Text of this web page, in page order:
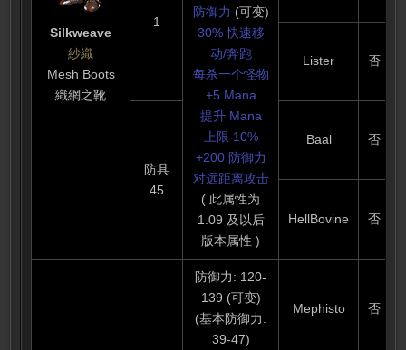
Silkweave
紗織
Mesh Boots
織網之靴
防御力 (可变)
30% 快速移
动/奔跑
每杀一个怪物
+5 Mana
提升 Mana
上限 10%
+200 防御力
对远距离攻击
( 此属性为
1.09 及以后
版本属性 )
1
Lister 否
防具
45
Baal 否
HellBovine 否
防御力: 120-
139 (可变)
(基本防御力:
39-47)
Mephisto 否